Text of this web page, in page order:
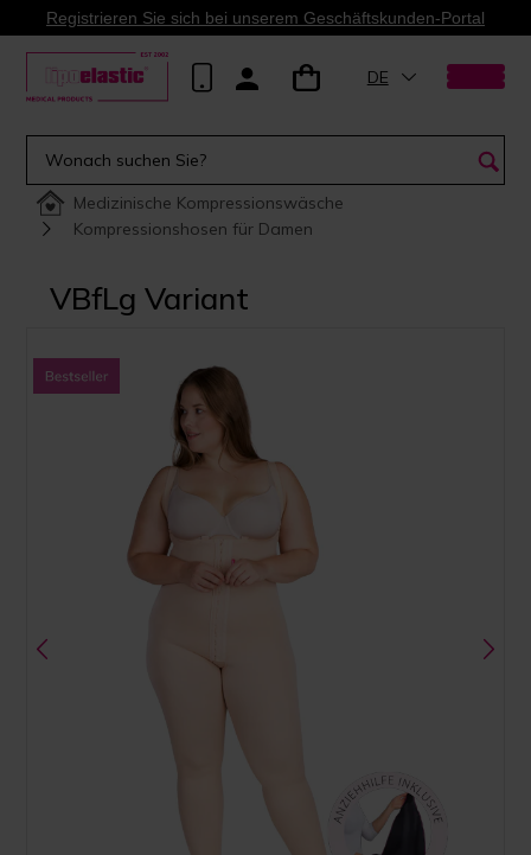
Registrieren Sie sich bei unserem Geschäftskunden-Portal
DE
Medizinische Kompressionswäsche
Kompressionshosen für Damen
VBfLg Variant